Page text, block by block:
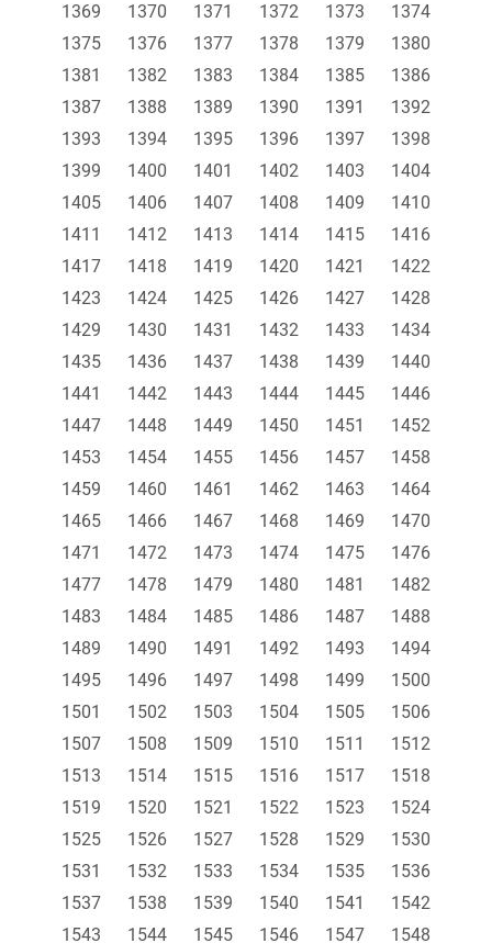
1369
1370 1371 1372 1373
1374
1375
1376 1377 1378 1379
1380
1381
1382 1383 1384 1385
1386
1387
1388 1389 1390 1391
1392
1393
1394 1395 1396 1397
1398
1399
1400 1401 1402 1403
1404
1405
1406 1407 1408 1409
1410
1411
1412 1413 1414 1415
1416
1417
1418 1419 1420 1421
1422
1423
1424 1425 1426 1427
1428
1429
1430 1431 1432 1433
1434
1435
1436 1437 1438 1439
1440
1441
1442 1443 1444 1445
1446
1447
1448 1449 1450 1451
1452
1453
1454 1455 1456 1457
1458
1459
1460 1461 1462 1463
1464
1465
1466 1467 1468 1469
1470
1471
1472 1473 1474 1475
1476
1477
1478 1479 1480 1481
1482
1483
1484 1485 1486 1487
1488
1489
1490 1491 1492 1493
1494
1495
1496 1497 1498 1499
1500
1501
1502 1503 1504 1505
1506
1507
1508 1509 1510 1511
1512
1513
1514 1515 1516 1517
1518
1519
1520 1521 1522 1523
1524
1525
1526 1527 1528 1529
1530
1531
1532 1533 1534 1535
1536
1537
1538 1539 1540 1541
1542
1543
1544 1545 1546 1547
1548